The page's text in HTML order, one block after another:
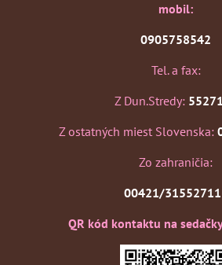
mobil:
0905758542
Tel. a fax:
Z Dun.Stredy:
Z ostatných miest Slovenska:
Zo zahraničia:
00421/
QR kód kontaktu na